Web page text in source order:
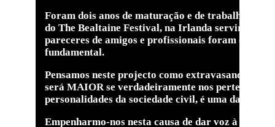
Foram dois anos de maturação e de trabalho de
do The Bealtaine Festival, na Irlanda serviram
pareceres de amigos e profissionais foram de
fundamental.
Pensamos neste projecto como extravasando
será MAIOR se verdadeiramente nos pertencer a
personalidades da sociedade civil, é uma das
Empenharmo-nos nesta causa de dar voz à